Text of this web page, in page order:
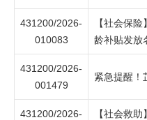
431200/2026-
010083
【社会保
龄补贴发放
431200/2026-
001479
紧急提醒！
431200/2026-
【社会救